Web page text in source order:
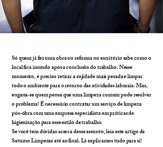
Só quem já fez uma obra ou reforma no escritório sabe como o
local fica imundo após a conclusão do trabalho. Nesse
momento, é preciso retirar a sujidade mais pesada e limpar
todo o ambiente para o retorno das atividades laborais. Mas,
engana-se quem pensa que uma limpeza comum pode resolver
o problema! É necessário contratar um serviço de limpeza
pós-obra com uma empresa especialista em práticas de
higienização para esse estilo de trabalho.
Se você tem dúvidas acerca desse assunto, leia este artigo da
Saturno Limpezasaté ao final. Lá explicamos tudo para si!